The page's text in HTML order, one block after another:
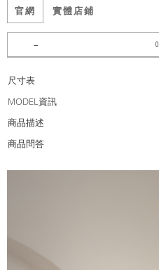
官網 實體店鋪
尺寸表
MODEL資訊
商品描述
商品問答